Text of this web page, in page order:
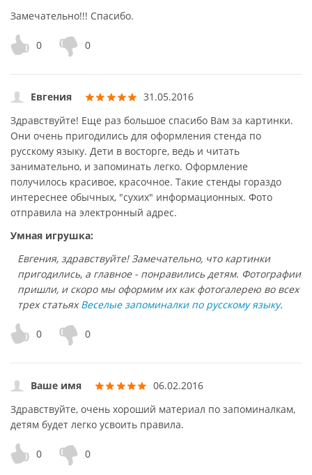
Замечательно!!! Спасибо.
0 0
Евгения
31.05.2016
Здравствуйте! Еще раз большое спасибо Вам за картинки.
Они очень пригодились для оформления стенда по
русскому языку. Дети в восторге, ведь и читать
занимательно, и запоминать легко. Оформление
получилось красивое, красочное. Такие стенды гораздо
интереснее обычных, "сухих" информационных. Фото
отправила на электронный адрес.
Умная игрушка:
Евгения, здравствуйте! Замечательно, что картинки
пригодились, а главное - понравились детям. Фотографии
пришли, и скоро мы оформим их как фотогалерею во всех
трех статьяхВеселые запоминалки по русскому языку.
0 0
Ваше имя
06.02.2016
Здравствуйте, очень хороший материал по запоминалкам,
детям будет легко усвоить правила.
0 0